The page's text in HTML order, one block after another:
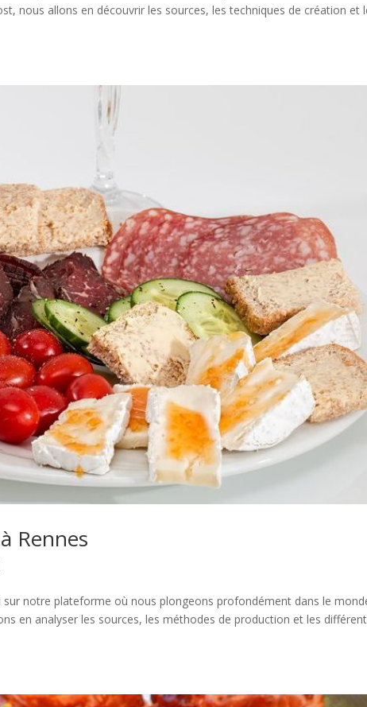
nous allons en découvrir les sources, les techniques de création et
Rennes
sur notre plateforme où nous plongeons profondément dans le
en analyser les sources, les méthodes de production et les